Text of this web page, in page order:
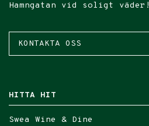
Hamngatan vid soligt väder!
KONTAKTA OSS
HITTA HIT
Swea Wine & Dine